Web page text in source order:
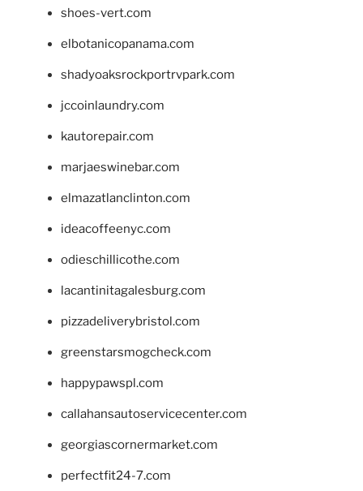
shoes-vert.com
elbotanicopanama.com
shadyoaksrockportrvpark.com
jccoinlaundry.com
kautorepair.com
marjaeswinebar.com
elmazatlanclinton.com
ideacoffeenyc.com
odieschillicothe.com
lacantinitagalesburg.com
pizzadeliverybristol.com
greenstarsmogcheck.com
happypawspl.com
callahansautoservicecenter.com
georgiascornermarket.com
perfectfit24-7.com